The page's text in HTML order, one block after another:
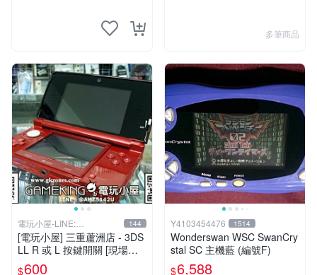
多筆商品
電玩小屋-LINE:
@AHZ5142U
144
[電玩小屋] 三重蘆洲店 - 3DS
LL R 或 L 按鍵開關 [現場維
修]
$600
Y4103454476 1514
Wonderswan WSC SwanCry
stal SC 主機藍 (編號F)
$6,588